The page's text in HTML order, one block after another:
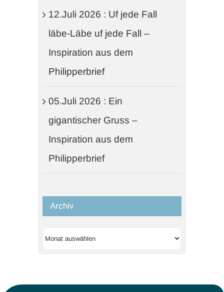
12.Juli 2026 : Uf jede Fall
läbe-Läbe uf jede Fall –
Inspiration aus dem
Philipperbrief
05.Juli 2026 : Ein
gigantischer Gruss –
Inspiration aus dem
Philipperbrief
Archiv
Archiv